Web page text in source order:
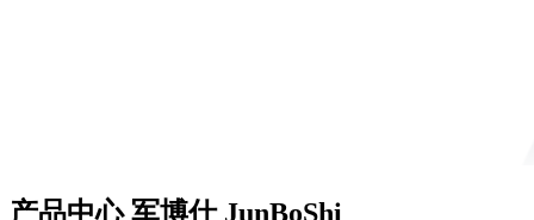
产品中心军博仕 JunBoShi